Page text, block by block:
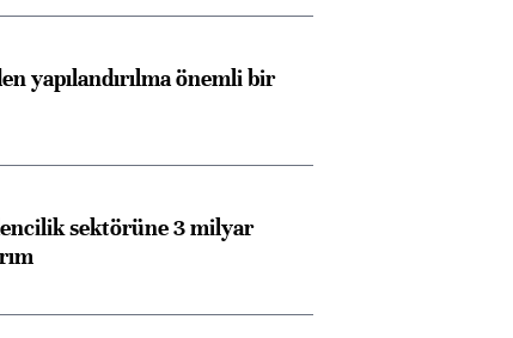
yapılandırılma önemli bir
sektörüne 3 milyar